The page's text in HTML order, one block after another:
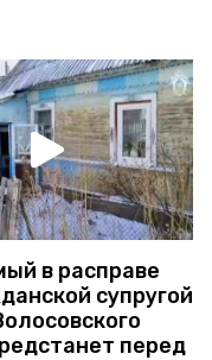
в расправе
супругой
перед